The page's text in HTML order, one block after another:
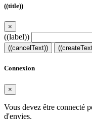
((title))
×
((label))
((cancelText))
Connexion
×
Vous devez être connecté
d'envies.